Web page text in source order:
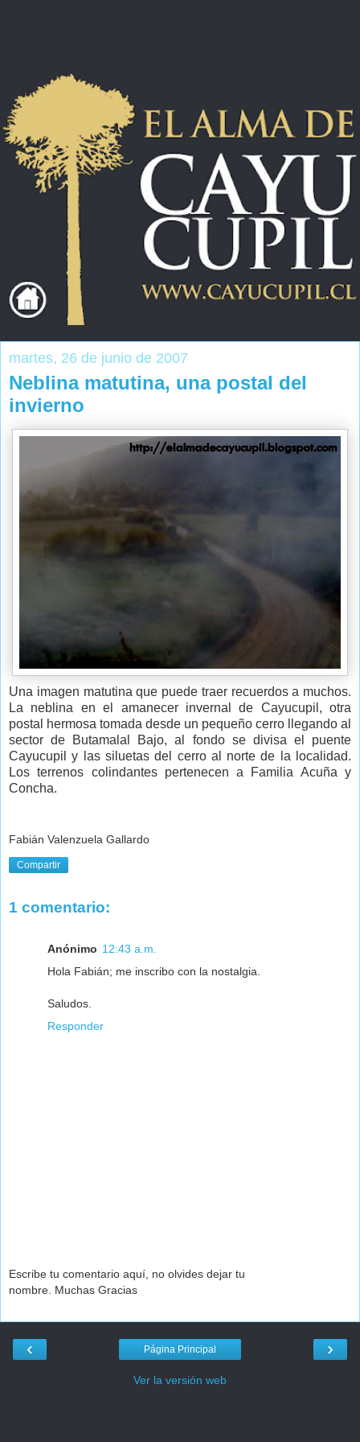
martes, 26 de junio de 2007
Neblina matutina, una postal del
invierno
Una imagen matutina que puede traer recuerdos a muchos.
La neblina en el amanecer invernal de Cayucupil, otra
postal hermosa tomada desde un pequeño cerro llegando al
sector de Butamalal Bajo, al fondo se divisa el puente
Cayucupil y las siluetas del cerro al norte de la localidad.
Los terrenos colindantes pertenecen a Familia Acuña y
Concha.
Fabián Valenzuela Gallardo
Compartir
1 comentario:
Anónimo 12:43 a.m.
Hola Fabián; me inscribo con la nostalgia.
Saludos.
Responder
Escribe tu comentario aquí, no olvides dejar tu
nombre. Muchas Gracias
‹ ›
Página Principal
Ver la versión web